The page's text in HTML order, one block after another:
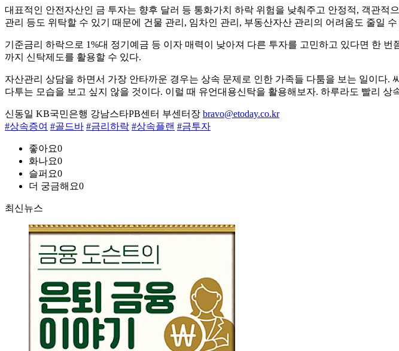
대표적인 안전자산인 금 투자는 향후 달러 등 통화가치 하락 위험을 낮춰주고 안정적, 객관
관리 등도 위탁할 수 있기 때문에 건물 관리, 임차인 관리, 부동산자산 관리의 어려움도 줄일
기준금리 하락으로 1%대 정기예금 등 이자 매력이 낮아져 다른 투자를 고민하고 있다면 한
까지 신탁제도를 활용할 수 있다.
자산관리 상담을 하면서 가장 안타까운 경우는 상속 문제로 인한 가족들 다툼을 보는 일이다
다투는 모습을 보고 싶지 않을 것이다. 이럴 때 유언대용신탁을 활용해보자. 하루라도 빨리
신동일 KB국민은행 강남스타PB센터 부센터장 bravo@etoday.co.kr
#상속증여 #골드바 #금리하락 #상속플랜 #금투자
좋아요0
화나요0
슬퍼요0
더 궁금해요0
최신뉴스